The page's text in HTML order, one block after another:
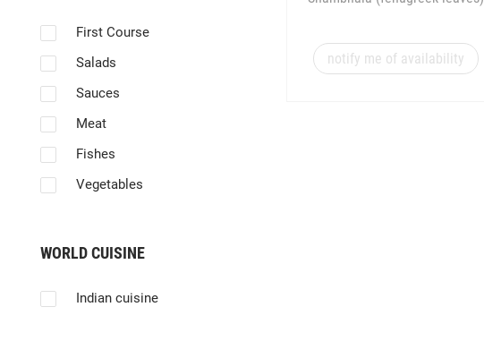
First Course
Salads
Sauces
Meat
Fishes
Vegetables
WORLD CUISINE
Indian cuisine
notify me of availability